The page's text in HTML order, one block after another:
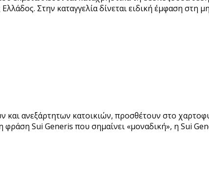
Στην καταγγελία δίνεται ειδική έμφαση
ανεξάρτητων κατοικιών, προσθέτουν στο
Sui Generis που σημαίνει «μοναδική», η Sui